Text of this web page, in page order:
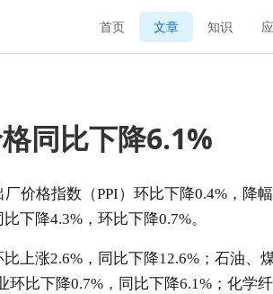
首页 文章 知识
同比下降6.1%
厂价格指数 （PPI）环比下降0.4% ，降
比下降4.3% ，环比下降0.7%。
比上涨2.6% ，同比下降12.6% ；石油、
环比下降0.7% ，同比下降6.1% ；化学